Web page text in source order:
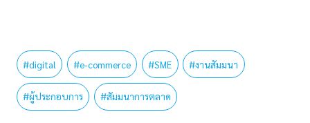
#digital #e-commerce #SME #งานสัมมนา
#ผู้ประกอบการ #สัมมนาการตลาด